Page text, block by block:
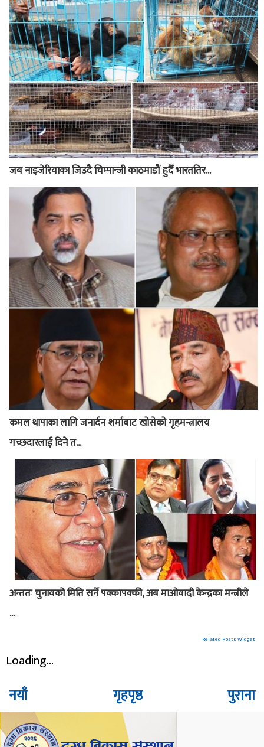
जब नाइजेरियाका जिउदै चिम्पान्जी काठमाडौं हुदैँ भारततिर...
कमल थापाका लागि जनार्दन शर्माबाट खोसेको गृहमन्त्रालय
गच्छदारलाई दिने त...
अन्ततः चुनावको मिति सर्ने पक्कापक्की, अब माओवादी केन्द्रका मन्त्रीले
...
Related Posts Widget
Loading...
नयाँ पुराना
गृहपृष्ठ